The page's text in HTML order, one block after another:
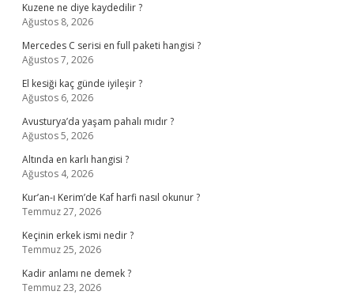
Kuzene ne diye kaydedilir ?
Ağustos 8, 2026
Mercedes C serisi en full paketi hangisi ?
Ağustos 7, 2026
El kesiği kaç günde iyileşir ?
Ağustos 6, 2026
Avusturya’da yaşam pahalı mıdır ?
Ağustos 5, 2026
Altında en karlı hangisi ?
Ağustos 4, 2026
Kur’an-ı Kerim’de Kaf harfi nasıl okunur ?
Temmuz 27, 2026
Keçinin erkek ismi nedir ?
Temmuz 25, 2026
Kadir anlamı ne demek ?
Temmuz 23, 2026